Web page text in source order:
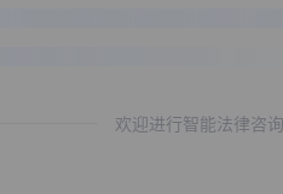
欢迎进行智能法律咨询